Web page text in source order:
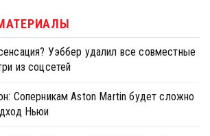
Уэббер удалил все совместные
из соцсетей
Соперникам Aston Martin будет сложно
Ньюи